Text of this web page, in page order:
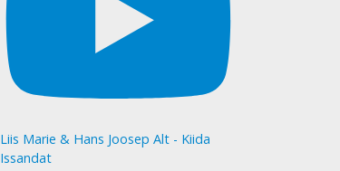
Liis Marie & Hans Joosep Alt - Kiida
Issandat